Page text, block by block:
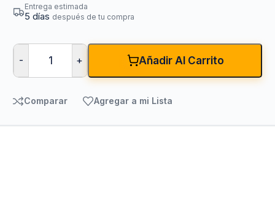
Entrega estimada
5 días después de tu compra
- + Añadir Al Carrito
Comparar Agregar a mi Lista